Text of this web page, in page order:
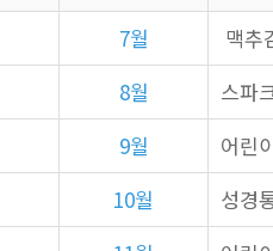
7월
맥추
8월
스파
9월
어린
10월
성경